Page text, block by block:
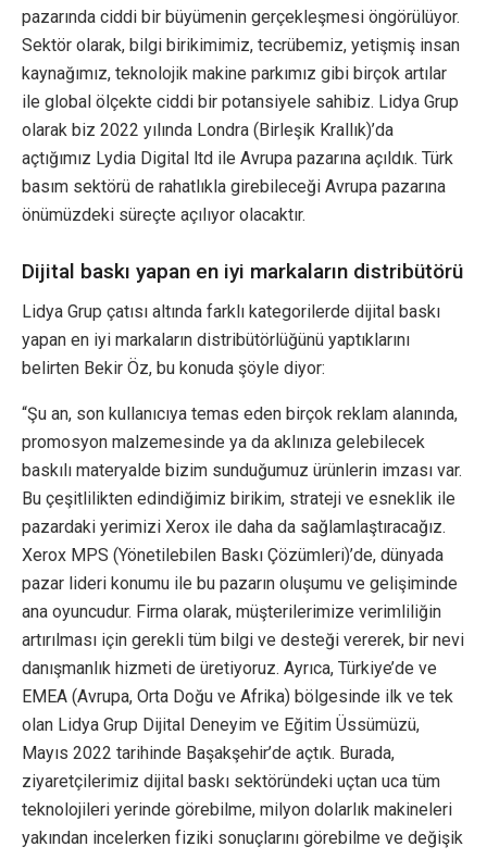
pazarında ciddi bir büyümenin gerçekleşmesi öngörülüyor.
Sektör olarak, bilgi birikimimiz, tecrübemiz, yetişmiş insan
kaynağımız, teknolojik makine parkımız gibi birçok artılar
ile global ölçekte ciddi bir potansiyele sahibiz. Lidya Grup
olarak biz 2022 yılında Londra (Birleşik Krallık)’da
açtığımız Lydia Digital ltd ile Avrupa pazarına açıldık. Türk
basım sektörü de rahatlıkla girebileceği Avrupa pazarına
önümüzdeki süreçte açılıyor olacaktır.
Dijital baskı yapan en iyi markaların distribütörü
Lidya Grup çatısı altında farklı kategorilerde dijital baskı
yapan en iyi markaların distribütörlüğünü yaptıklarını
belirten Bekir Öz, bu konuda şöyle diyor:
“Şu an, son kullanıcıya temas eden birçok reklam alanında,
promosyon malzemesinde ya da aklınıza gelebilecek
baskılı materyalde bizim sunduğumuz ürünlerin imzası var.
Bu çeşitlilikten edindiğimiz birikim, strateji ve esneklik ile
pazardaki yerimizi Xerox ile daha da sağlamlaştıracağız.
Xerox MPS (Yönetilebilen Baskı Çözümleri)’de, dünyada
pazar lideri konumu ile bu pazarın oluşumu ve gelişiminde
ana oyuncudur. Firma olarak, müşterilerimize verimliliğin
artırılması için gerekli tüm bilgi ve desteği vererek, bir nevi
danışmanlık hizmeti de üretiyoruz. Ayrıca, Türkiye’de ve
EMEA (Avrupa, Orta Doğu ve Afrika) bölgesinde ilk ve tek
olan Lidya Grup Dijital Deneyim ve Eğitim Üssümüzü,
Mayıs 2022 tarihinde Başakşehir’de açtık. Burada,
ziyaretçilerimiz dijital baskı sektöründeki uçtan uca tüm
teknolojileri yerinde görebilme, milyon dolarlık makineleri
yakından incelerken fiziki sonuçlarını görebilme ve değişik